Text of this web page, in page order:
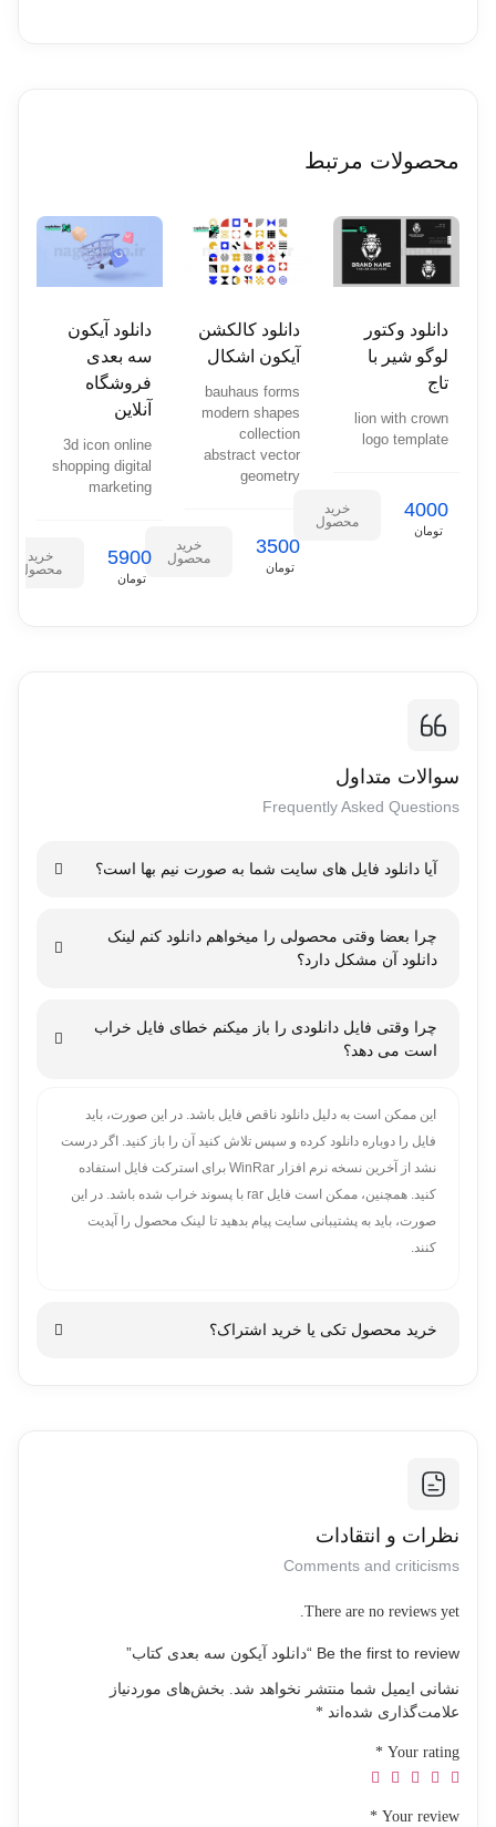
محصولات مرتبط
دانلود وکتور
لوگو شیر با
تاج
lion with crown
logo template
4000
تومان
خرید
محصول
دانلود کالکشن
آیکون اشکال
bauhaus forms
modern shapes
collection
abstract vector
geometry
3500
تومان
خرید
محصول
دانلود آیکون
سه بعدی
فروشگاه
آنلاین
3d icon online
shopping digital
marketing
5900
تومان
خرید
محصول
سوالات متداول
Frequently Asked Questions
آیا دانلود فایل های سایت شما به صورت نیم بها است؟
دانلود محصولات از سایت هایی است که سرور آنها در ایران قرار دارد.
توانند به صورت اقتصادی و با سرعت بالا، محصولات مورد نیاز خود را
دانلود کنند.
چرا بعضا وقتی محصولی را میخواهم دانلود کنم لینک
دانلود آن مشکل دارد؟
محصولات با حجم بالا مقدار حجم فایل در داخل دانلود منیجر نشان داده
دانلود رو بزنید و بدون مشکل محصول مورد نظر خود را دانلود کنید.
چرا وقتی فایل دانلودی را باز میکنم خطای فایل خراب
است می دهد؟
این ممکن است به دلیل دانلود ناقص فایل باشد. در این صورت، باید
فایل را دوباره دانلود کرده و سپس تلاش کنید آن را باز کنید. اگر درست
نشد از آخرین نسخه نرم افزار WinRar برای استرکت فایل استفاده
کنید. همچنین، ممکن است فایل rar با پسوند خراب شده باشد. در این
صورت، باید به پشتیبانی سایت پیام بدهید تا لینک محصول را آپدیت
کنند.
خرید محصول تکی یا خرید اشتراک؟
برخی موارد، خرید اشتراک می تواند به شما دسترسی به محصولات و
خود را بررسی کنید و بهترین گزینه را انتخاب کنید.
نظرات و انتقادات
Comments and criticisms
There are no reviews yet.
Be the first to review “دانلود آیکون سه بعدی کتاب”
نشانی ایمیل شما منتشر نخواهد شد.
بخش‌های موردنیاز
علامت‌گذاری شده‌اند *
Your rating
*
Your review
*